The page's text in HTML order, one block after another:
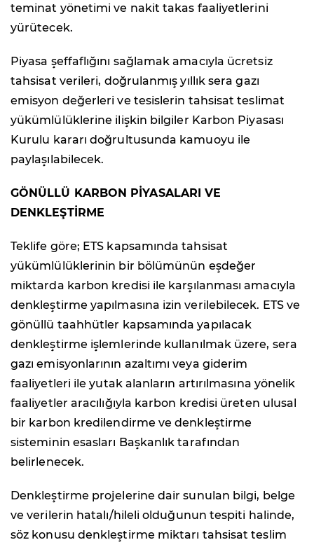
teminat yönetimi ve nakit takas faaliyetlerini
yürütecek.
Piyasa şeffaflığını sağlamak amacıyla ücretsiz
tahsisat verileri, doğrulanmış yıllık sera gazı
emisyon değerleri ve tesislerin tahsisat teslimat
yükümlülüklerine ilişkin bilgiler Karbon Piyasası
Kurulu kararı doğrultusunda kamuoyu ile
paylaşılabilecek.
GÖNÜLLÜ KARBON PİYASALARI VE
DENKLEŞTİRME
Teklife göre; ETS kapsamında tahsisat
yükümlülüklerinin bir bölümünün eşdeğer
miktarda karbon kredisi ile karşılanması amacıyla
denkleştirme yapılmasına izin verilebilecek. ETS ve
gönüllü taahhütler kapsamında yapılacak
denkleştirme işlemlerinde kullanılmak üzere, sera
gazı emisyonlarının azaltımı veya giderim
faaliyetleri ile yutak alanların artırılmasına yönelik
faaliyetler aracılığıyla karbon kredisi üreten ulusal
bir karbon kredilendirme ve denkleştirme
sisteminin esasları Başkanlık tarafından
belirlenecek.
Denkleştirme projelerine dair sunulan bilgi, belge
ve verilerin hatalı/hileli olduğunun tespiti halinde,
söz konusu denkleştirme miktarı tahsisat teslim